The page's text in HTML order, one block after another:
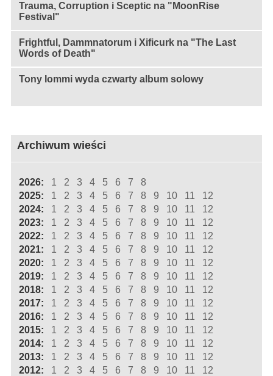
Trauma, Corruption i Sceptic na "MoonRise
Festival"
Frightful, Dammnatorum i Xificurk na "The Last
Words of Death"
Tony Iommi wyda czwarty album solowy
Archiwum wieści
2026: 1 2 3 4 5 6 7
8
2025:
1 2 3 4 5 6 7 8 9 10 11
12
2024:
1 2 3 4 5 6 7 8 9 10 11
12
2023:
1 2 3 4 5 6 7 8 9 10 11
12
2022:
1 2 3 4 5 6 7 8 9 10 11
12
2021:
1 2 3 4 5 6 7 8 9 10 11
12
2020:
1 2 3 4 5 6 7 8 9 10 11
12
2019:
1 2 3 4 5 6 7 8 9 10 11
12
2018:
1 2 3 4 5 6 7 8 9 10 11
12
2017:
1 2 3 4 5 6 7 8 9 10 11
12
2016:
1 2 3 4 5 6 7 8 9 10 11
12
2015:
1 2 3 4 5 6 7 8 9 10 11
12
2014:
1 2 3 4 5 6 7 8 9 10 11
12
2013:
1 2 3 4 5 6 7 8 9 10 11
12
2012:
1 2 3 4 5 6 7 8 9 10 11 12